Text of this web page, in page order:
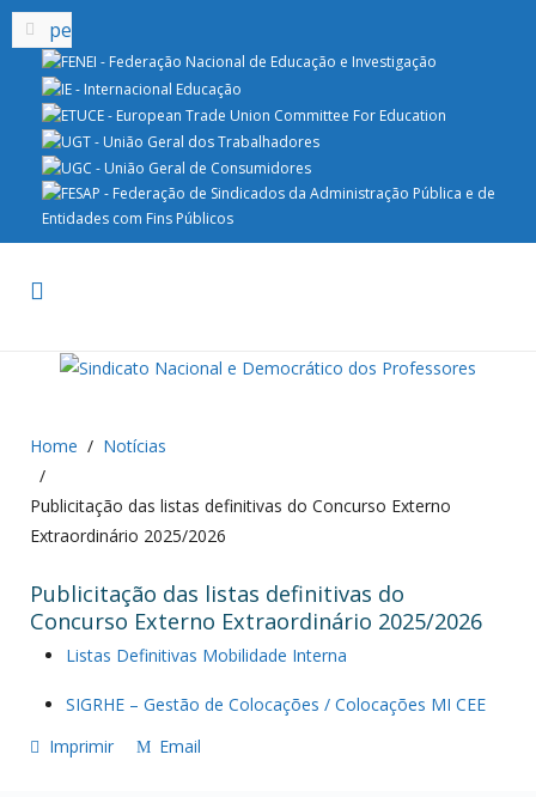
Home Notícias
Publicitação das listas definitivas do Concurso Externo
Extraordinário 2025/2026
Publicitação das listas definitivas do
Concurso Externo Extraordinário 2025/2026
Listas Definitivas Mobilidade Interna
SIGRHE – Gestão de Colocações / Colocações MI CEE
Imprimir
Email